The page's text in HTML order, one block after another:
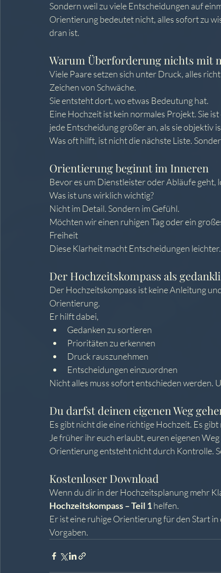
Sondern weil zu viele Entscheidungen auf
Orientierung bedeutet nicht, alles sofort zu
dran ist.
Warum Überforderung nichts mit
Viele Paare setzen sich unter Druck, alles
Zeichen von Schwäche.
Sie entsteht dort, wo etwas Bedeutung hat.
Eine Hochzeit ist kein normales Projekt. Sie
jede Entscheidung größer an, als sie objektiv
Was oft hilft, ist nicht die nächste Liste.
Orientierung beginnt im Inneren
Bevor es um Dienstleister oder Abläufe geht,
Was ist uns wirklich wichtig?
Nicht im Detail. Sondern im Gefühl.
Möchten wir einen ruhigen Tag oder ein
Freiheit
Diese Klarheit macht Entscheidungen
Der Hochzeitskompass als
Der Hochzeitskompass ist keine Anleitung
Orientierung.
Er hilft dabei,
Gedanken zu sortieren
Prioritäten zu erkennen
Druck rauszunehmen
Entscheidungen einzuordnen
Nicht alles muss sofort entschieden werden.
Du darfst deinen eigenen Weg
Es gibt nicht die eine richtige Hochzeit. Es
Je früher ihr euch erlaubt, euren eigenen
Orientierung entsteht nicht durch Kontrolle.
Kostenloser Download
Wenn du dir in der Hochzeitsplanung mehr
Hochzeitskompass – Teil 1 helfen.
Er ist eine ruhige Orientierung für den Start
Vorgaben.